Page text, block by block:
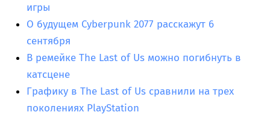
игры
О будущем Cyberpunk 2077 расскажут 6
сентября
В ремейке The Last of Us можно погибнуть в
катсцене
Графику в The Last of Us сравнили на трех
поколениях PlayStation